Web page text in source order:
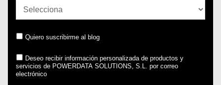
Quiero suscribirme al blog
Deseo recibir información personalizada de productos y
servicios de POWERDATA SOLUTIONS, S.L. por correo
electrónico